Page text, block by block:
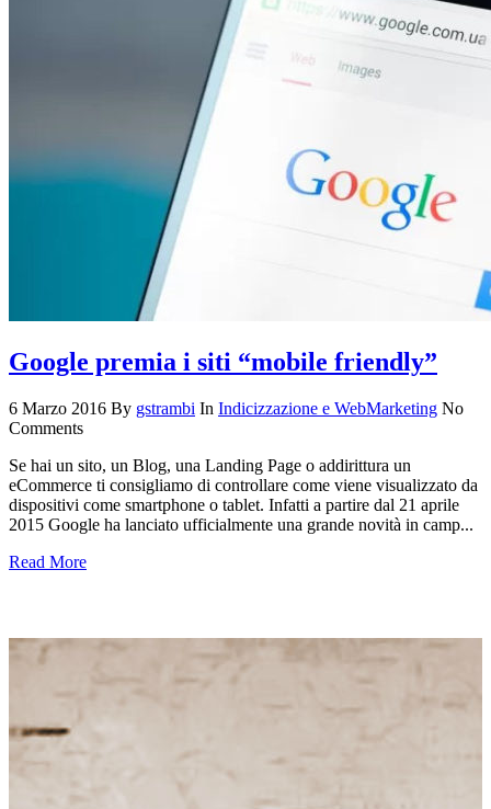
Google premia i siti “mobile friendly”
6 Marzo 2016 By gstrambi In Indicizzazione e WebMarketing No
Comments
Se hai un sito, un Blog, una Landing Page o addirittura un
eCommerce ti consigliamo di controllare come viene visualizzato da
dispositivi come smartphone o tablet. Infatti a partire dal 21 aprile
2015 Google ha lanciato ufficialmente una grande novità in camp...
Read More